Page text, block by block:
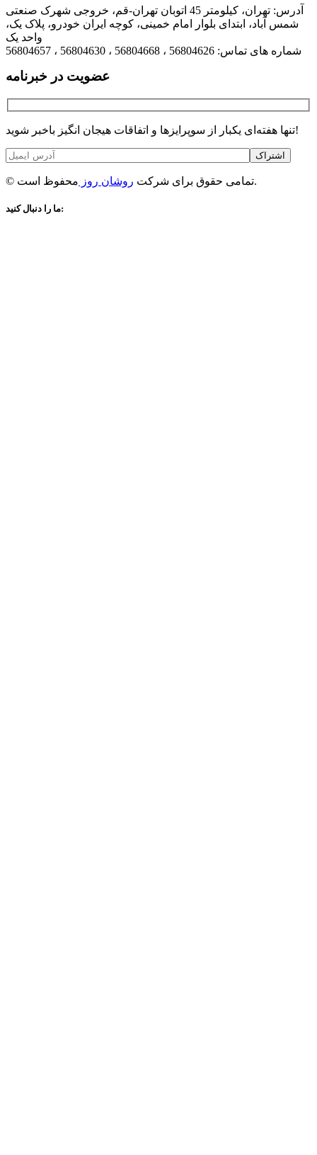
آدرس: تهران، کیلومتر 45 اتوبان تهران-قم، خروجی شهرک صنعتی
شمس آباد، ابتدای بلوار امام خمینی، کوچه ایران خودرو، پلاک یک،
واحد یک
شماره های تماس: 56804626 ، 56804668 ، 56804630 ، 56804657
عضویت در خبرنامه
تنها هفته‌ای یکبار از سوپرایزها و اتفاقات هیجان انگیز باخبر شوید!
اشتراک
© تمامی حقوق برای شرکت روشان روز محفوظ است.
ما را دنبال کنید: